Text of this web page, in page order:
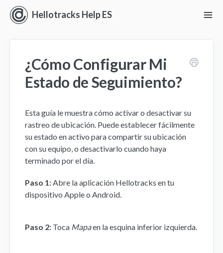
Hellotracks Help ES
En vivo
Ubicación
Despacho
Administrar
Perspectivas
¿Cómo Configurar Mi
Estado de Seguimiento?
Esta guía le muestra cómo activar o desactivar su
rastreo de ubicación. Puede establecer fácilmente
su estado en activo para compartir su ubicación
con su equipo, o desactivarlo cuando haya
terminado por el día.
Paso 1:Abre la aplicación Hellotracks en tu
dispositivo Apple o Android.
Paso 2: Toca Mapaen la esquina inferior izquierda.